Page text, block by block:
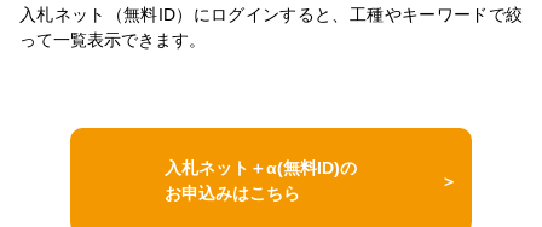
入札ネット（無料ID）にログインすると、工種やキーワードで絞
って一覧表示できます。
入札ネット＋α(無料ID)の
お申込みはこちら